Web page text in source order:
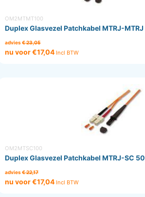
OM2MTMT100
Duplex Glasvezel Patchkabel MTRJ-
advies€ 23,05
nu voor €17,04 Incl BTW
OM2MTSC100
Duplex Glasvezel Patchkabel MTRJ-SC
advies€ 22,17
nu voor €17,04 Incl BTW